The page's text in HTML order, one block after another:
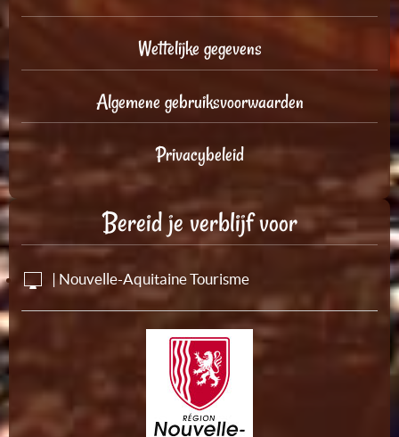
Wettelijke gegevens
Algemene gebruiksvoorwaarden
Privacybeleid
Bereid je verblijf voor
| Nouvelle-Aquitaine Tourisme